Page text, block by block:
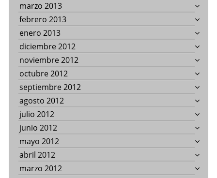
marzo 2013
febrero 2013
enero 2013
diciembre 2012
noviembre 2012
octubre 2012
septiembre 2012
agosto 2012
julio 2012
junio 2012
mayo 2012
abril 2012
marzo 2012